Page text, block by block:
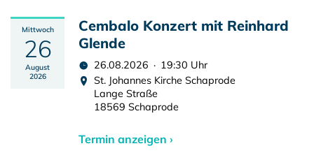
Mittwoch
26
August
2026
Cembalo Konzert mit Reinhard
Glende
26.08.2026 · 19:30 Uhr
St. Johannes Kirche Schaprode
Lange Straße
18569 Schaprode
Termin anzeigen ›